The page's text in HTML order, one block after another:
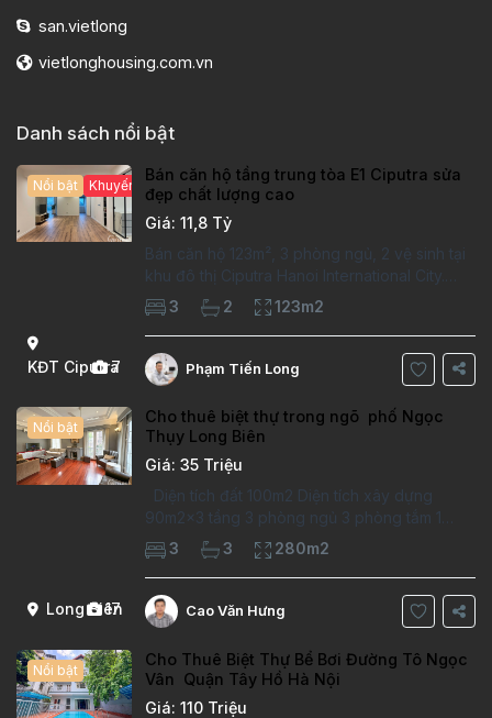
san.vietlong
vietlonghousing.com.vn
Danh sách nổi bật
KĐT Ciputra
7
Nổi bật Khuyến mại hấp dẫn
Bán căn hộ tầng trung tòa E1 Ciputra sửa
đẹp chất lượng cao
Giá: 11,8 Tỷ
Bán căn hộ 123m², 3 phòng ngủ, 2 vệ sinh tại
khu đô thị Ciputra Hanoi International City.
Căn hộ đã sửa mới kỹ, chất lượng cao, sàn
gỗ, bếp hiện đại, không gian thoáng sáng.
Thông tin căn hộ: Diện tích:
3 2 123m2
Phạm Tiến Long
Long Biên
17
Nổi bật
Cho thuê biệt thự trong ngõ phố Ngọc
Thụy Long Biên
Giá: 35 Triệu
Diện tích đất 100m2 Diện tích xây dựng
90m2x3 tầng 3 phòng ngủ 3 phòng tắm 1
phòng làm việc Vị trí ý tưởng 10 phút đi bộ tới
trường việt pháp Ngôi nhà được thiết kế theo
kiểu phát cổ,trong khu dân
3 3 280m2
Cao Văn Hưng
Nổi bật
Cho Thuê Biệt Thự Bể Bơi Đường Tô Ngọc
Vân Quận Tây Hồ Hà Nội
Giá: 110 Triệu